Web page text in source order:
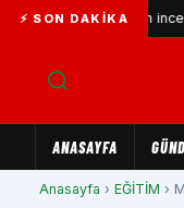
⚡ SON DAKIKA
yeniden incelenecek
ANASAYFA
Anasayfa › EĞİTİM ›